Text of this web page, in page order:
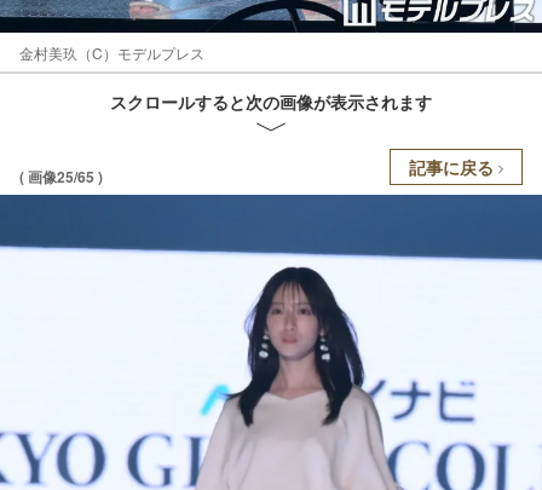
金村美玖（C）モデルプレス
スクロールすると次の画像が表示されます
( 画像25/65 ) 記事に戻る